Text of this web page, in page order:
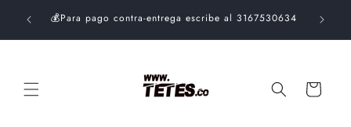
directamente💰Para pago contra-entrega escribe al 3167530634
Carrito